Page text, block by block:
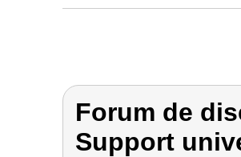
Forum de
Support